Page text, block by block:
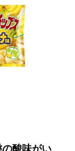
の酸味がい